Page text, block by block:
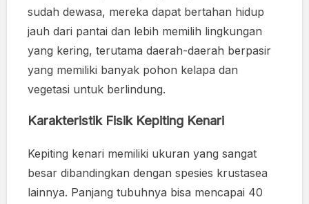
sudah dewasa, mereka dapat bertahan hidup
jauh dari pantai dan lebih memilih lingkungan
yang kering, terutama daerah-daerah berpasir
yang memiliki banyak pohon kelapa dan
vegetasi untuk berlindung.
Karakteristik Fisik Kepiting Kenari
Kepiting kenari memiliki ukuran yang sangat
besar dibandingkan dengan spesies krustasea
lainnya. Panjang tubuhnya bisa mencapai 40